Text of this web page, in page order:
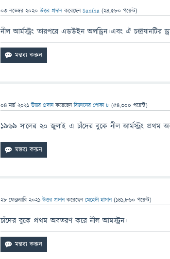
03 নভেম্বর 2020 উত্তর প্রদান করেছেনSaniha (24,580 পয়েন্ট)
নীল আর্মস্ট্রং তারপরে এডউইন অলড্রিন।এবং ঐ চন্দ্রযানটির
04 মার্চ 2021 উত্তর প্রদান করেছেনবিজ্ঞানের পোকা ৮ (54,300 পয়েন্ট)
১৯৬৯ সালের ২০ জুলাই এ চাঁদের বুকে নীল আর্মস্ট্রং প্রথম
28 ফেব্রুয়ারি 2021 উত্তর প্রদান করেছেনমেহেদী হাসান (141,860 পয়েন্ট)
চাঁদের বুকে প্রথম অবতরণ করে নীল আমস্ট্রন।